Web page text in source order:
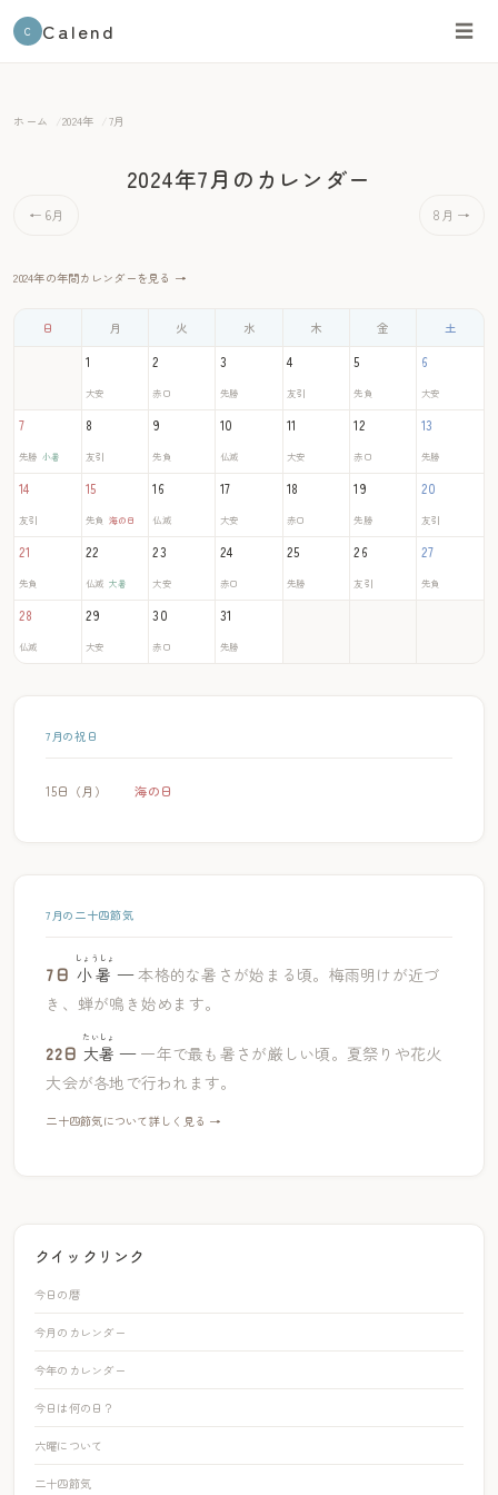
C Calend ☰
ホーム 2024年 7月
← 6月
2024年7月のカレンダー
8月 →
2024年の年間カレンダーを見る →
日 月 火 水 木 金 土
1
大安
2
赤口
3
先勝
4
友引
5
先負
6
大安
7
先勝 小暑
8
友引
9
先負
10
仏滅
11
大安
12
赤口
13
先勝
14
友引
15
先負 海の日
16
仏滅
17
大安
18
赤口
19
先勝
20
友引
21
先負
22
仏滅 大暑
23
大安
24
赤口
25
先勝
26
友引
27
先負
28
仏滅
29
大安
30
赤口
31
先勝
7月の祝日
15日（月） 海の日
7月の二十四節気
7日 小暑
しょうしょ
—本格的な暑さが始まる頃。梅雨明けが近づ
き、蝉が鳴き始めます。
22日 大暑
たいしょ
— 一年で最も暑さが厳しい頃。夏祭りや花火
大会が各地で行われます。
二十四節気について詳しく見る →
クイックリンク
今日の暦
今月のカレンダー
今年のカレンダー
今日は何の日？
六曜について
二十四節気